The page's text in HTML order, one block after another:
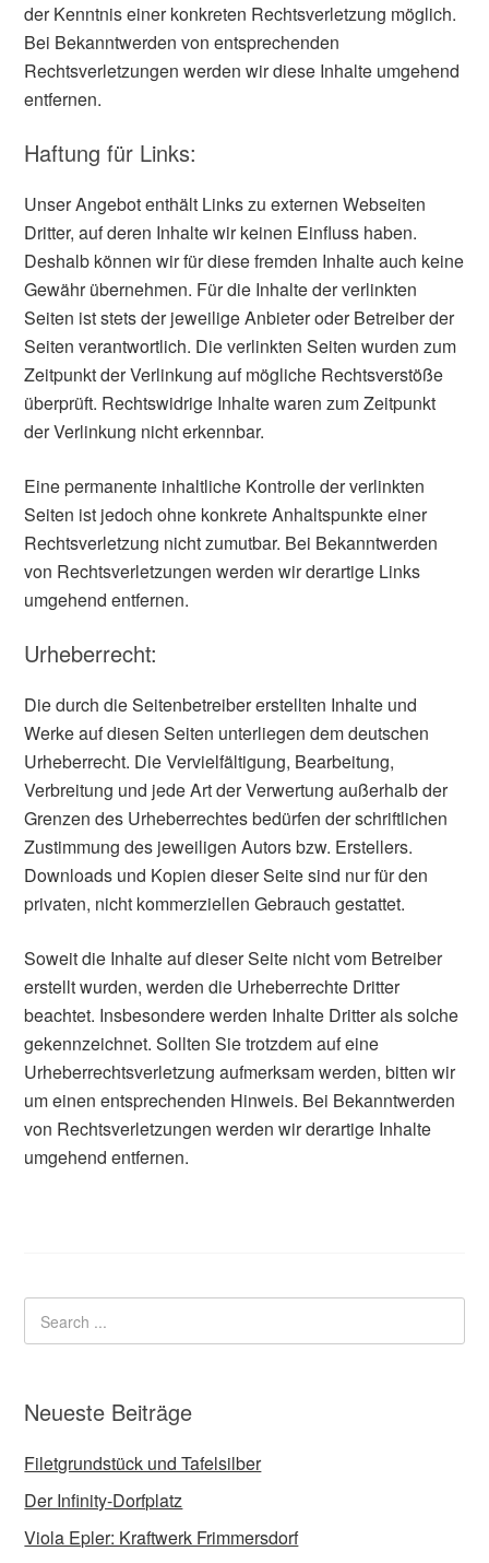
der Kenntnis einer konkreten Rechtsverletzung möglich.
Bei Bekanntwerden von entsprechenden
Rechtsverletzungen werden wir diese Inhalte umgehend
entfernen.
Haftung für Links:
Unser Angebot enthält Links zu externen Webseiten
Dritter, auf deren Inhalte wir keinen Einfluss haben.
Deshalb können wir für diese fremden Inhalte auch keine
Gewähr übernehmen. Für die Inhalte der verlinkten
Seiten ist stets der jeweilige Anbieter oder Betreiber der
Seiten verantwortlich. Die verlinkten Seiten wurden zum
Zeitpunkt der Verlinkung auf mögliche Rechtsverstöße
überprüft. Rechtswidrige Inhalte waren zum Zeitpunkt
der Verlinkung nicht erkennbar.
Eine permanente inhaltliche Kontrolle der verlinkten
Seiten ist jedoch ohne konkrete Anhaltspunkte einer
Rechtsverletzung nicht zumutbar. Bei Bekanntwerden
von Rechtsverletzungen werden wir derartige Links
umgehend entfernen.
Urheberrecht:
Die durch die Seitenbetreiber erstellten Inhalte und
Werke auf diesen Seiten unterliegen dem deutschen
Urheberrecht. Die Vervielfältigung, Bearbeitung,
Verbreitung und jede Art der Verwertung außerhalb der
Grenzen des Urheberrechtes bedürfen der schriftlichen
Zustimmung des jeweiligen Autors bzw. Erstellers.
Downloads und Kopien dieser Seite sind nur für den
privaten, nicht kommerziellen Gebrauch gestattet.
Soweit die Inhalte auf dieser Seite nicht vom Betreiber
erstellt wurden, werden die Urheberrechte Dritter
beachtet. Insbesondere werden Inhalte Dritter als solche
gekennzeichnet. Sollten Sie trotzdem auf eine
Urheberrechtsverletzung aufmerksam werden, bitten wir
um einen entsprechenden Hinweis. Bei Bekanntwerden
von Rechtsverletzungen werden wir derartige Inhalte
umgehend entfernen.
Neueste Beiträge
Filetgrundstück und Tafelsilber
Der Infinity-Dorfplatz
Viola Epler: Kraftwerk Frimmersdorf